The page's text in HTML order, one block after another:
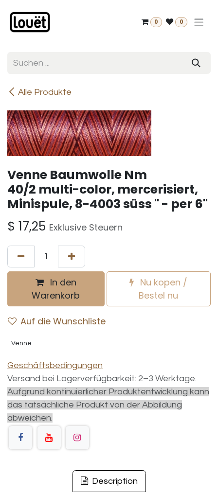
0 0
Alle Produkte
Venne Baumwolle Nm
40/2 multi-color, mercerisiert,
Minispule, 8-4003 süss " - per 6"
$ 17,25 Exklusive Steuern
In den
Warenkorb
Nu kopen /
Bestel nu
Auf die Wunschliste
Venne
Geschäftsbedingungen
Versand bei Lagerverfügbarkeit: 2–3 Werktage.
Aufgrund kontinuierlicher Produktentwicklung kann
das tatsächliche Produkt von der Abbildung
abweichen.
Description